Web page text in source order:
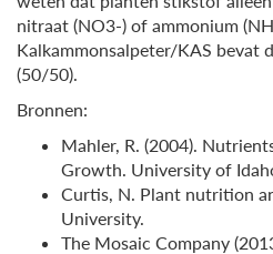
nitraat (NO3-) of ammonium
Kalkammonsalpeter/KAS bevat
(50/50).
Bronnen:
Mahler, R. (2004).
Growth. University of
Curtis, N. Plant nutrition
University.
The Mosaic Company